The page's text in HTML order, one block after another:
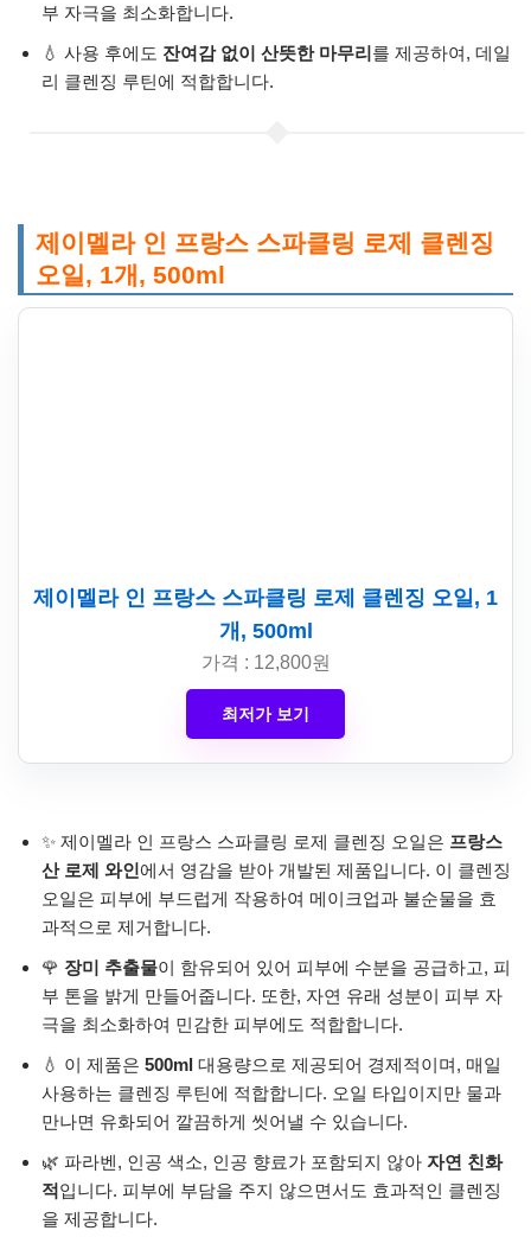
부 자극을 최소화합니다.
💧 사용 후에도 잔여감 없이 산뜻한 마무리를 제공하여, 데일
리 클렌징 루틴에 적합합니다.
제이멜라 인 프랑스 스파클링 로제 클렌징
오일, 1개, 500ml
제이멜라 인 프랑스 스파클링 로제 클렌징 오일, 1
개, 500ml
가격 : 12,800원
최저가 보기
✨ 제이멜라 인 프랑스 스파클링 로제 클렌징 오일은 프랑스
산 로제 와인에서 영감을 받아 개발된 제품입니다. 이 클렌징
오일은 피부에 부드럽게 작용하여 메이크업과 불순물을 효
과적으로 제거합니다.
🌹 장미 추출물이 함유되어 있어 피부에 수분을 공급하고, 피
부 톤을 밝게 만들어줍니다. 또한, 자연 유래 성분이 피부 자
극을 최소화하여 민감한 피부에도 적합합니다.
💧 이 제품은 500ml 대용량으로 제공되어 경제적이며, 매일
사용하는 클렌징 루틴에 적합합니다. 오일 타입이지만 물과
만나면 유화되어 깔끔하게 씻어낼 수 있습니다.
🌿 파라벤, 인공 색소, 인공 향료가 포함되지 않아 자연 친화
적입니다. 피부에 부담을 주지 않으면서도 효과적인 클렌징
을 제공합니다.